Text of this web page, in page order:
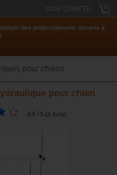
MON COMPTE
des professionnels ouverte à
pour chiens
pour chien
4.5 / 5 (2 avis)